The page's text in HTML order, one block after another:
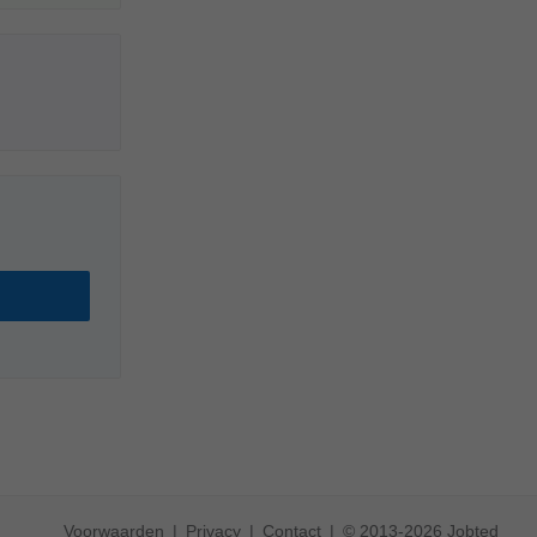
Voorwaarden Privacy Contact © 2013-2026 Jobted